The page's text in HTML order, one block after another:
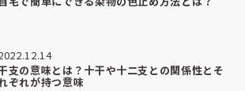
さんの暖簾を制作いただきました。
もとっても満足の仕上がりです
支の意味とは？十干や十二支との関係性とそ
ぞれが持つ意味